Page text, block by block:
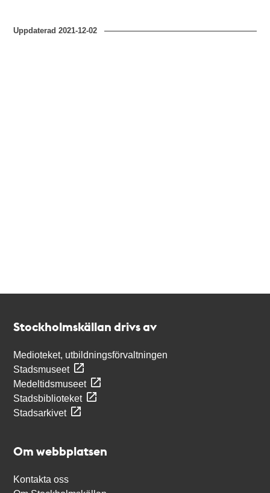
Uppdaterad2021-12-02
Stockholmskällan drivs av
Medioteket, utbildningsförvaltningen
Stadsmuseet
Medeltidsmuseet
Stadsbiblioteket
Stadsarkivet
Om webbplatsen
Kontakta oss